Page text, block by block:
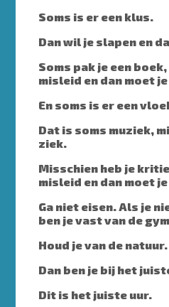
Soms is er een klus.
Dan wil je slapen en
Soms pak je een
misleid en dan moet
En soms is er een
Dat is soms muziek,
ziek.
Misschien heb je
misleid en dan moet
Ga niet eisen. Als je
ben je vast van de
Houd je van de natuur.
Dan ben je bij het
Dit is het juiste uur.